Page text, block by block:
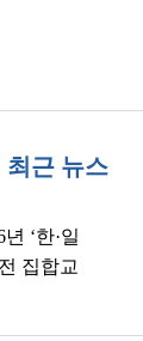
근 뉴스
‘한·일
집합교